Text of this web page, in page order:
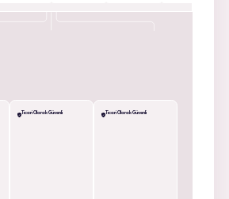
Ticari Olarak Güvenli Ticari Olarak Güvenli